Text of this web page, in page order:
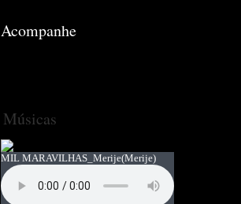
Acompanhe
Músicas
MIL MARAVILHAS_Merije(Merije)